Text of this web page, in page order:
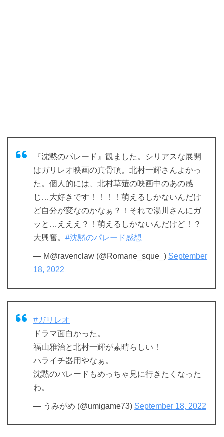
『沈黙のパレード』観ました。シリアスな展開
はガリレオ映画の真骨頂。北村一輝さんよかっ
た。個人的には、北村草薙の映画中のあの感
じ…大好きです！！！！萌えるしかないんだけ
ど自分が変なのかなぁ？！それで湯川さんにガ
ッと…えええ？！萌えるしかないんだけど！？
大興奮。 #沈黙のパレード感想
— M@ravenclaw (@Romane_sque_) September
18, 2022
#ガリレオ
ドラマ面白かった。
福山雅治と北村一輝が素晴らしい！
ハライチ器用やなぁ。
沈黙のパレードもめっちゃ見に行きたくなった
わ。
— うみがめ (@umigame73) September 18, 2022